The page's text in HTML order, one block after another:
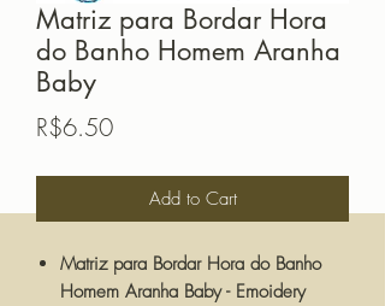
Matriz para Bordar Hora
do Banho Homem Aranha
Baby
R$6.50Price
Add to Cart
Matriz para Bordar Hora do Banho
Homem Aranha Baby - Emoidery